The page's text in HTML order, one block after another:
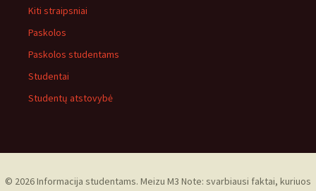
Kiti straipsniai
Paskolos
Paskolos studentams
Studentai
Studentų atstovybė
© 2026 Informacija studentams. Meizu M3 Note: svarbiausi faktai, kuriuos